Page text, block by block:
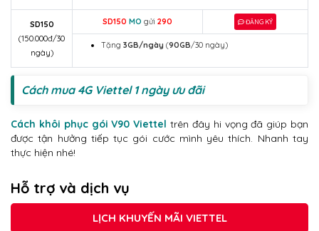
SD150
(150.000đ/30
ngày)
SD150 MO gửi 290 ĐĂNG KÝ
Tặng 3GB/ngày (90GB/30 ngày)
Cách mua 4G Viettel 1 ngày ưu đãi
Cách khôi phục gói V90 Viettel trên đây hi vọng đã giúp bạn
được tận hưởng tiếp tục gói cước mình yêu thích. Nhanh tay
thực hiện nhé!
Hỗ trợ và dịch vụ
LỊCH KHUYẾN MÃI VIETTEL